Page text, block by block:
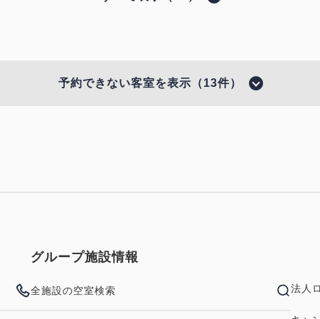
現地払い・Web決済 in 15:00~ 19:00 / out 11:00まで
ン】能登産和牛ステーキ付1泊2食 基本バイキング
色・柄をお選びいただけます。 ※平米数は踏込・
予約できない客室を表示（13件）
グループ施設情報
全施設の空室検索 法人